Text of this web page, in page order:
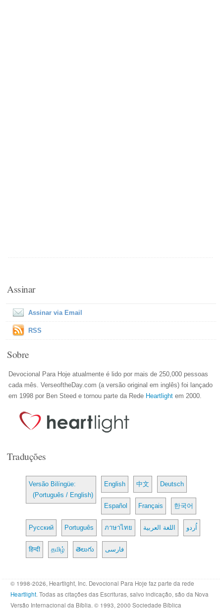
Assinar
Assinar via Email
RSS
Sobre
Devocional Para Hoje atualmente é lido por mais de 250,000 pessoas
cada mês. VerseoftheDay.com (a versão original em inglês) foi lançado
em 1998 por Ben Steed e tornou parte da Rede Heartlight em 2000.
Traduções
Versão Bilíngüe:
(Português / English)
English 中文 Deutsch
Español Français 한국어
Русский Português ภาษาไทย اللغة العربية اُردو
हिन्दी தமிழ் తెలుగు فارسی
© 1998-2026, Heartlight, Inc. Devocional Para Hoje faz parte da rede
Heartlight. Todas as citações das Escrituras, salvo indicação, são da Nova
Versão Internacional da Bíblia. © 1993, 2000 Sociedade Bíblica